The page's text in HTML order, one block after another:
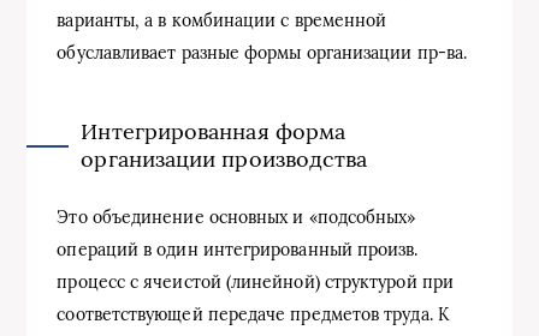
варианты, а в комбинации с временной
обуславливает разные формы организации пр-ва.
Интегрированная форма
организации производства
Это объединение основных и «подсобных»
операций в один интегрированный произв.
процесс с ячеистой (линейной) структурой при
соответствующей передаче предметов труда. К